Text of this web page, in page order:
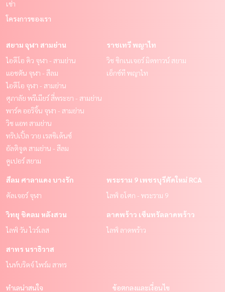
เช่า
โครงการของเรา
สยาม จุฬา สามย่าน
ไอดีโอ คิว จุฬา - สามย่าน
แอชตัน จุฬา - สีลม
ไอดีโอ จุฬา - สามย่าน
ศุภาลัย พรีเมียร์ สี่พระยา - สามย่าน
พาร์ค ออริจิ้น จุฬา - สามย่าน
วิช แอท สามย่าน
ทริปเปิ้ล วาย เรสซิเด้นซ์
อัลติจูด สามย่าน - สีลม
คูเปอร์ สยาม
ราชเทวี พญาไท
วิช ซิกเนเจอร์ มิดทาวน์ สยาม
เอ็กซ์ที พญาไท
สีลม ศาลาแดง บางรัก
คัลเจอร์ จุฬา
พระราม 9 เพชรบุรีตัดใหม่ RCA
ไลฟ์ อโศก - พระราม 9
วิทยุ ชิดลม หลังสวน
ไลฟ์ วัน ไวร์เลส
ลาดพร้าว เซ็นทรัลลาดพร้าว
ไลฟ์ ลาดพร้าว
สาทร นราธิวาส
ไนท์บริดจ์ ไพร์ม สาทร
ทำเลน่าสนใจ ข้อตกลงและเงื่อนไข